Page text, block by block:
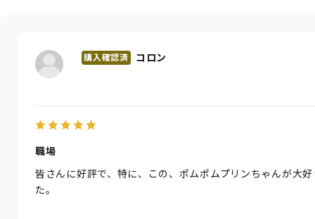
コロン
職場
皆さんに好評で、特に、この、ポムポムプリンちゃんが大
た。